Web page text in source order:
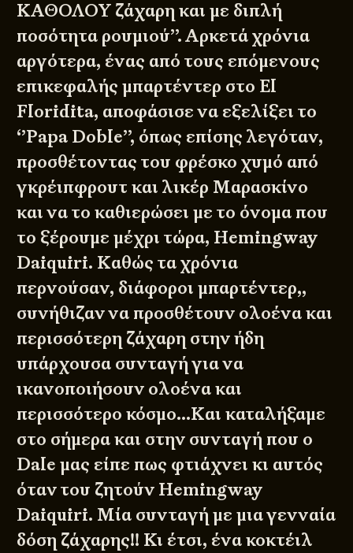
ΚΑΘΟΛΟΥ ζάχαρη και με διπλή
ποσότητα ρουμιού’’. Αρκετά χρόνια
αργότερα, ένας από τους επόμενους
επικεφαλής μπαρτέντερ στο El
Floridita, αποφάσισε να εξελίξει το
‘’Papa Doble’’, όπως επίσης λεγόταν,
προσθέτοντας του φρέσκο χυμό από
γκρέιπφρουτ και λικέρ Μαρασκίνο
και να το καθιερώσει με το όνομα που
το ξέρουμε μέχρι τώρα, Hemingway
Daiquiri. Καθώς τα χρόνια
περνούσαν, διάφοροι μπαρτέντερ,,
συνήθιζαν να προσθέτουν ολοένα και
περισσότερη ζάχαρη στην ήδη
υπάρχουσα συνταγή για να
ικανοποιήσουν ολοένα και
περισσότερο κόσμο…Και καταλήξαμε
στο σήμερα και στην συνταγή που ο
Dale μας είπε πως φτιάχνει κι αυτός
όταν του ζητούν Hemingway
Daiquiri. Μία συνταγή με μια γενναία
δόση ζάχαρης!! Κι έτσι, ένα κοκτέιλ